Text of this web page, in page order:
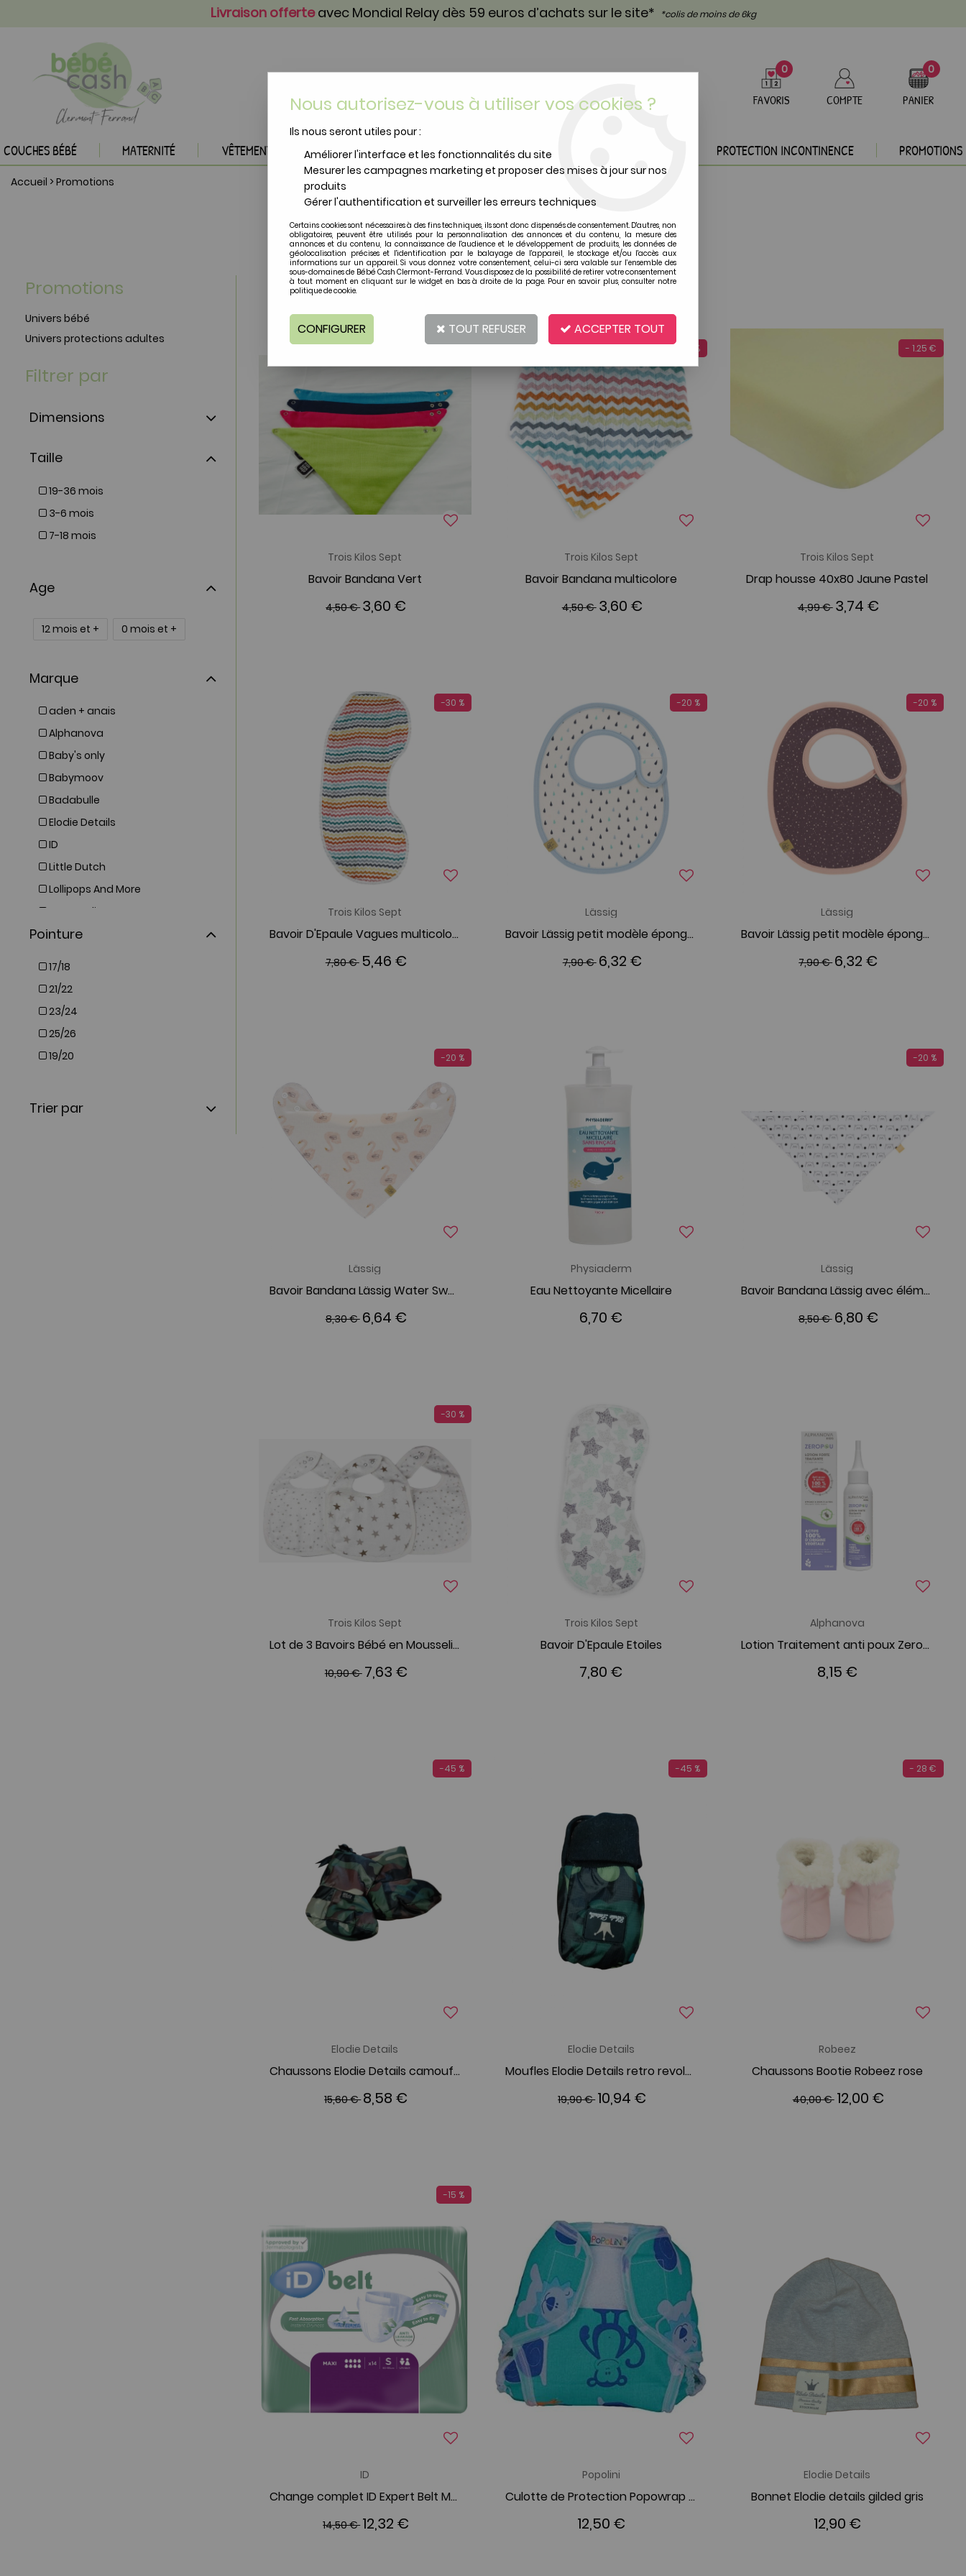
Livraison offerteavec Mondial Relay dès 59 euros d’achats sur le site* *colis de moins de 6kg
0
FAVORIS COMPTE
0
PANIER
COUCHES BÉBÉ MATERNITÉ VÊTEMENTS BÉBÉ TOILETTE & SOIN PUÉRICULTURE PROTECTION INCONTINENCE PROMOTIONS
Accueil >Promotions
Promotions
Promotions
Univers bébé
Univers protections adultes
Filtrer par
Dimensions
Taille
19-36 mois
3-6 mois
7-18 mois
Age
12 mois et + 0 mois et +
Marque
aden + anais
Alphanova
Baby's only
Babymoov
Badabulle
Elodie Details
ID
Little Dutch
Lollipops And More
Love Radius
Lässig
Trousselier
Pointure
17/18
21/22
23/24
25/26
19/20
Trier par
60 articles sur
-20 %
Trois Kilos Sept
Bavoir Bandana Vert
4,50 €3,60 €
-20 %
Trois Kilos Sept
Bavoir Bandana multicolore
4,50 € 3,60 €
- 1.25 €
Trois Kilos Sept
Drap housse 40x80 Jaune Pastel
4,99 € 3,74 €
-30 %
Trois Kilos Sept
Bavoir D'Epaule Vagues multicolore
7,80 € 5,46 €
-20 %
Lässig
Bavoir Lässig petit modèle éponge imperméable Little Water Whale
7,90 € 6,32 €
-20 %
Lässig
Bavoir Lässig petit modèle éponge imperméable Little Water Swan
7,90 €6,32 €
-20 %
Lässig
Bavoir Bandana Lässig Water Swan
8,30 € 6,64 €
Physiaderm
Eau Nettoyante Micellaire
6,70 €
-20 %
Lässig
Bavoir Bandana Lässig avec élément de dentition en silicone Little Chums Chat
8,50 € 6,80 €
-30 %
Trois Kilos Sept
Lot de 3 Bavoirs Bébé en Mousseline Etoile Trois Kilos Sept
10,90 € 7,63 €
Trois Kilos Sept
Bavoir D'Epaule Etoiles
7,80 €
Alphanova
Lotion Traitement anti poux Zeropou
8,15 €
-45 %
Elodie Details
Chaussons Elodie Details camouflage
15,60 €8,58 €
-45 %
Elodie Details
Moufles Elodie Details retro revolution
19,90 €10,94 €
- 28 €
Robeez
Chaussons Bootie Robeez rose
40,00 € 12,00 €
-15 %
ID
Change complet ID Expert Belt Maxi Small
14,50 €12,32 €
Popolini
Culotte de Protection Popowrap Safari
12,50 €
Elodie Details
Bonnet Elodie details gilded gris
12,90 €
Nous autorisez-vous à utiliser vos cookies ?
Ils nous seront utiles pour :
Améliorer l'interface et les fonctionnalités du site
Mesurer les campagnes marketing et proposer des mises à jour sur nos
produits
Gérer l'authentification et surveiller les erreurs techniques
Certains cookies sont nécessaires à des fins techniques, ils sont donc dispensés de consentement. D'autres, non
obligatoires, peuvent être utilisés pour la personnalisation des annonces et du contenu, la mesure des
annonces et du contenu, la connaissance de l'audience et le développement de produits, les données de
géolocalisation précises et l'identification par le balayage de l'appareil, le stockage et/ou l'accès aux
informations sur un appareil. Si vous donnez votre consentement, celui-ci sera valable sur l’ensemble des
sous-domaines de Bébé Cash Clermont-Ferrand. Vous disposez de la possibilité de retirer votre consentement
à tout moment en cliquant sur le widget en bas à droite de la page. Pour en savoir plus, consulter notre
politique de cookie.
CONFIGURER TOUT REFUSER ACCEPTER TOUT